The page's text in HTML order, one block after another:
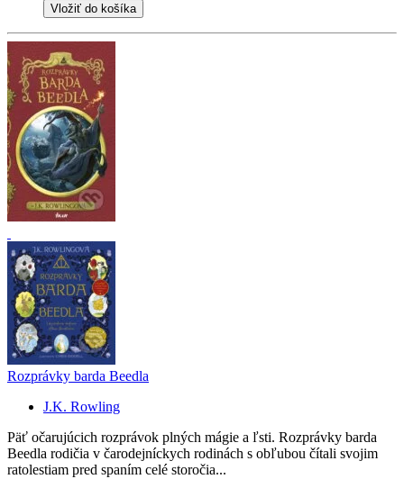
Vložiť do košíka
Rozprávky barda Beedla
J.K. Rowling
Päť očarujúcich rozprávok plných mágie a ľsti. Rozprávky barda
Beedla rodičia v čarodejníckych rodinách s obľubou čítali svojim
ratolestiam pred spaním celé storočia...